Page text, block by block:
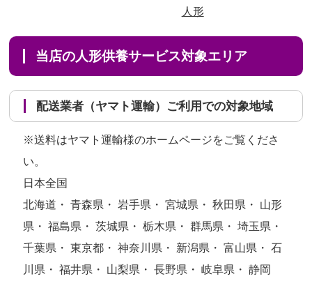
人形
当店の人形供養サービス対象エリア
配送業者（ヤマト運輸）ご利用での対象地域
※送料はヤマト運輸様のホームページをご覧くださ
い。
日本全国
北海道・ 青森県・ 岩手県・ 宮城県・ 秋田県・ 山形
県・ 福島県・ 茨城県・ 栃木県・ 群馬県・ 埼玉県・
千葉県・ 東京都・ 神奈川県・ 新潟県・ 富山県・ 石
川県・ 福井県・ 山梨県・ 長野県・ 岐阜県・ 静岡